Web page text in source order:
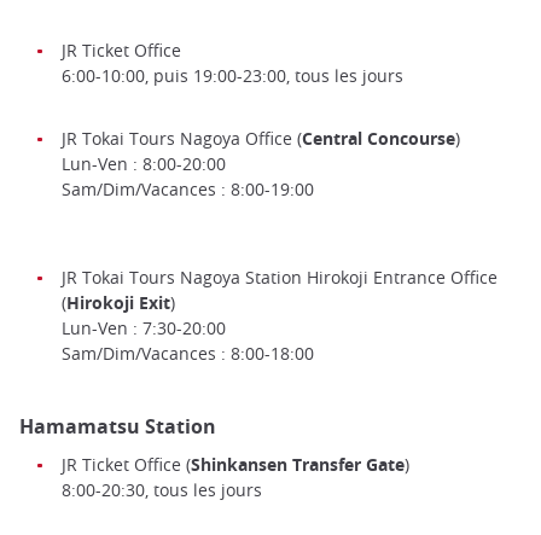
JR Ticket Office
6:00-10:00, puis 19:00-23:00, tous les jours
JR Tokai Tours Nagoya Office (Central Concourse)
Lun-Ven : 8:00-20:00
Sam/Dim/Vacances : 8:00-19:00
JR Tokai Tours Nagoya Station Hirokoji Entrance Office
(Hirokoji Exit)
Lun-Ven : 7:30-20:00
Sam/Dim/Vacances : 8:00-18:00
Hamamatsu Station
JR Ticket Office (Shinkansen Transfer Gate)
8:00-20:30, tous les jours